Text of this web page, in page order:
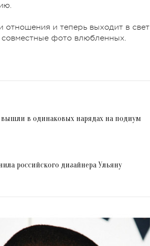
отношения и теперь выходит в свет
совместные фото влюбленных.
в одинаковых нарядах на подиум
российского дизайнера Ульяну